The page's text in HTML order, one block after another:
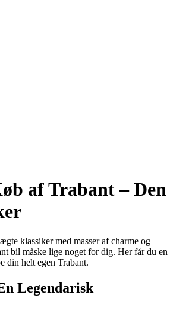
af Trabant – Den
klassiker med masser af charme og
bil måske lige noget for dig. Her får du en
din helt egen Trabant.
Legendarisk